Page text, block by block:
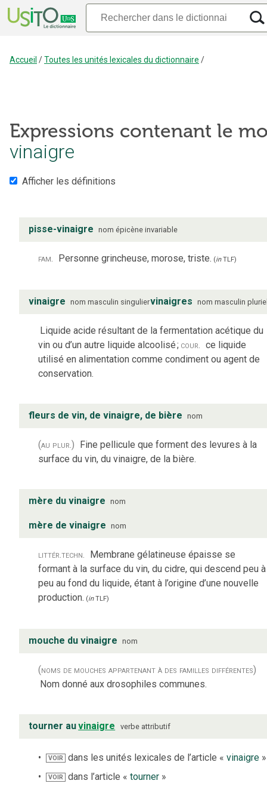
Accueil /Toutes les unités lexicales du dictionnaire /
Expressions contenant le
vinaigre
Afficher les définitions
pisse-vinaigre nom épicène invariable
fam. Personne grincheuse, morose, triste. (inTLF)
vinaigre nom masculin singuliervinaigres nom masculin
Liquide acide résultant de la fermentation acétique du
vin ou d’un autre liquide alcoolisé; cour. ce liquide
utilisé en alimentation comme condiment ou agent de
conservation.
fleurs de vin, de vinaigre, de bière nom
(au plur.) Fine pellicule que forment des levures à la
surface du vin, du vinaigre, de la bière.
mère du vinaigre nom
mère de vinaigre nom
littér.techn. Membrane gélatineuse épaisse se
formant à la surface du vin, du cidre, qui descend peu à
peu au fond du liquide, étant à l’origine d’une nouvelle
production. (inTLF)
mouche du vinaigre nom
(noms de mouches appartenant à des familles différentes)
Nom donné aux drosophiles communes.
tourner auvinaigre verbe attributif
VOIR dans les unités lexicales de l’article «vinaigre »
VOIR dans l’article «tourner »